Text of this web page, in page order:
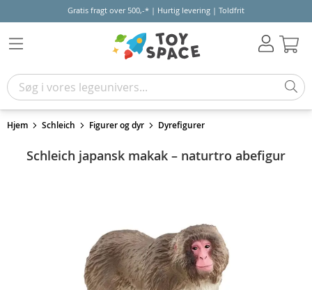
Gratis fragt over 500,-* | Hurtig levering | Toldfrit
Hjem Schleich Figurer og dyr Dyrefigurer
Schleich japansk makak – naturtro abefigur